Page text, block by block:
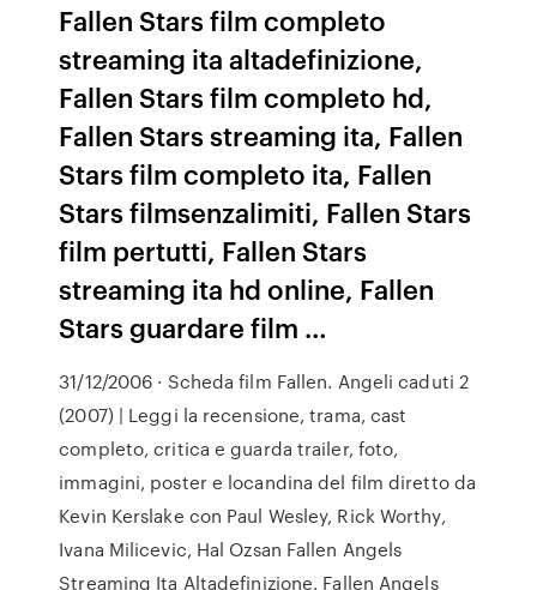
Fallen Stars film completo
streaming ita altadefinizione,
Fallen Stars film completo hd,
Fallen Stars streaming ita, Fallen
Stars film completo ita, Fallen
Stars filmsenzalimiti, Fallen Stars
film pertutti, Fallen Stars
streaming ita hd online, Fallen
Stars guardare film …
31/12/2006 · Scheda film Fallen. Angeli caduti 2
(2007) | Leggi la recensione, trama, cast
completo, critica e guarda trailer, foto,
immagini, poster e locandina del film diretto da
Kevin Kerslake con Paul Wesley, Rick Worthy,
Ivana Milicevic, Hal Ozsan Fallen Angels
Streaming Ita Altadefinizione. Fallen Angels